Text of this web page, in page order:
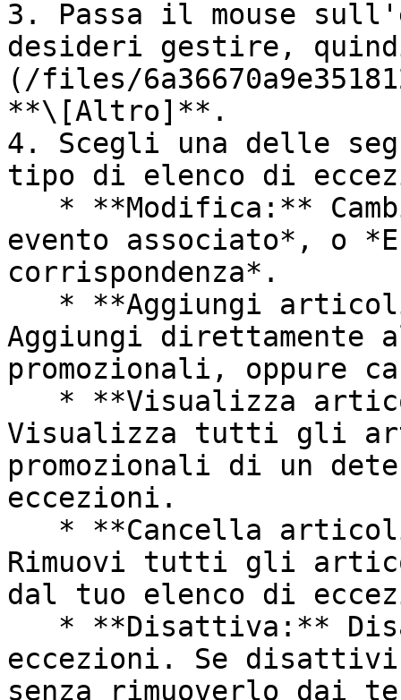
3. Passa il mouse
desideri gestire,
(/files/
**\[Altro]**.
4. Scegli una delle
tipo di elenco di
evento associato*, o
corrispondenza*.
Aggiungi
promozionali, oppure
Visualizza tutti gli
promozionali di un
eccezioni.
Rimuovi tutti gli
dal tuo elenco di
eccezioni. Se
senza rimuoverlo dai